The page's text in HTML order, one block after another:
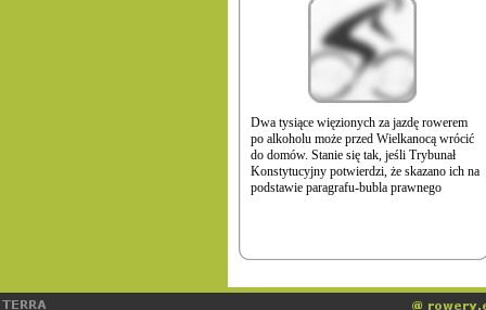
Dwa tysiące więzionych za jazdę rowerem
po alkoholu może przed Wielkanocą wrócić
do domów. Stanie się tak, jeśli Trybunał
Konstytucyjny potwierdzi, że skazano ich na
podstawie paragrafu-bubla prawnego